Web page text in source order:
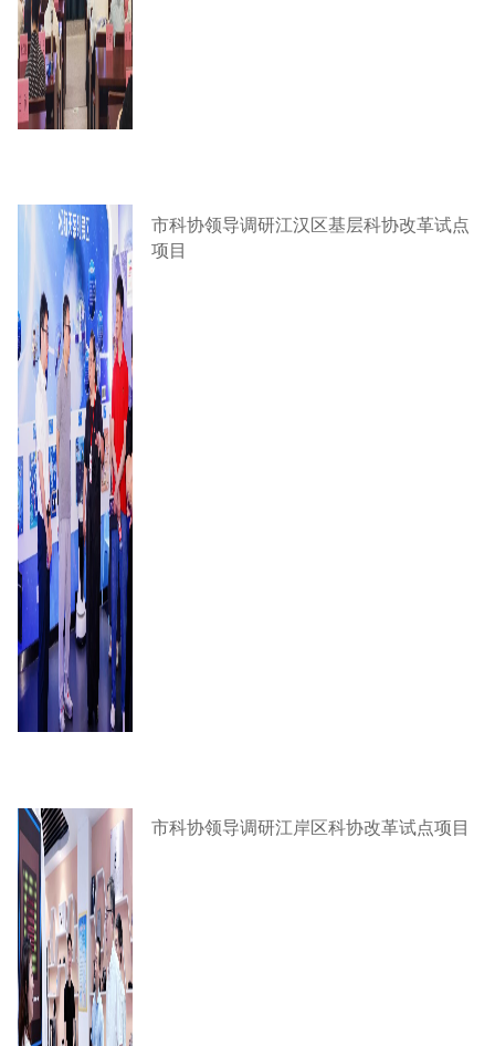
市科协领导调研江汉区基层科协改革试点
项目
市科协领导调研江岸区科协改革试点项目